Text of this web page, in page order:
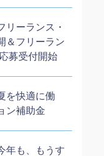
リーランス・
＆フリーラン
募受付開始
を快適に働
ン補助金
年も、もうす